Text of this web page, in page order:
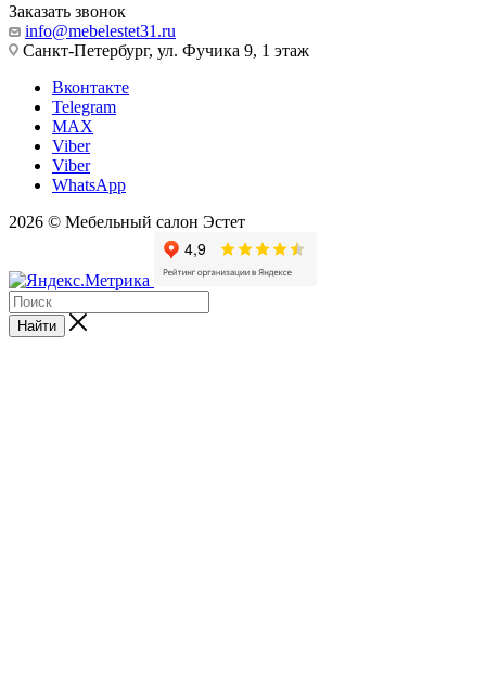
Заказать звонок
info@mebelestet31.ru
Санкт-Петербург, ул. Фучика 9, 1 этаж
Вконтакте
Telegram
MAX
Viber
Viber
WhatsApp
2026 © Мебельный салон Эстет
Найти